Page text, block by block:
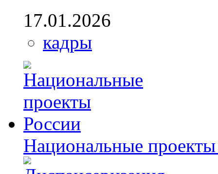
17.01.2026
кадры
Национальные